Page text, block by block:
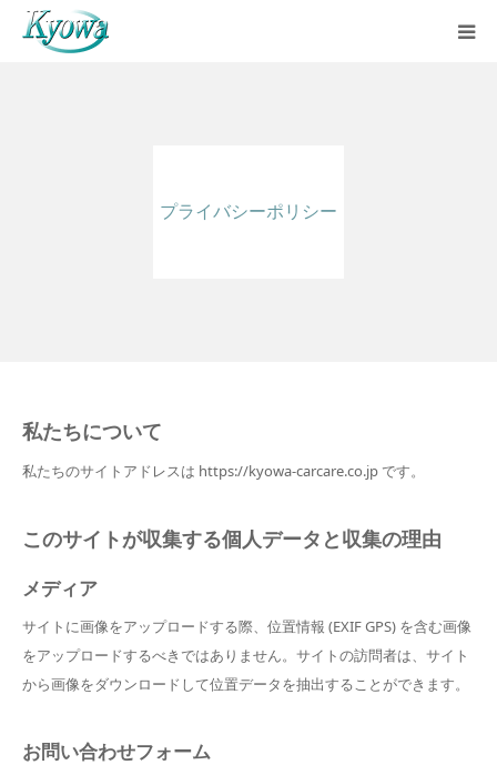
プライバシーポリシー
私たちについて
私たちのサイトアドレスは https://kyowa-carcare.co.jp です。
このサイトが収集する個人データと収集の理由
メディア
サイトに画像をアップロードする際、位置情報 (EXIF GPS) を含む画像
をアップロードするべきではありません。サイトの訪問者は、サイト
から画像をダウンロードして位置データを抽出することができます。
お問い合わせフォーム
Instagram